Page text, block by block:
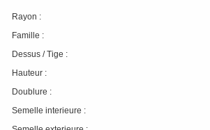
Rayon :
Famille :
Dessus / Tige :
Hauteur :
Doublure :
Semelle interieure :